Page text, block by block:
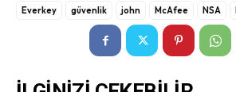
Everkey
güvenlik john McAfee NSA